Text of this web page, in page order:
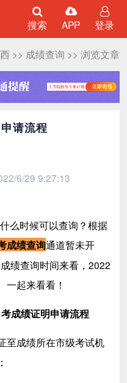
搜索 APP 登录
>> 成绩查询 >> 浏览文章
请流程
6/29 9:27:13
么时候可以查询？根据
成绩查询通道暂未开
绩查询时间来看， 2022
一起来看看！
成绩证明申请流程
成绩所在市级考试机